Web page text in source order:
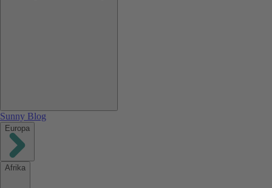
Sunny Blog
Europa
Afrika